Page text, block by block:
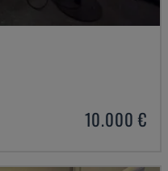
10.000 €